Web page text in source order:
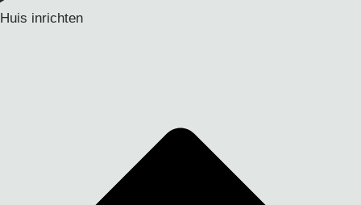
Huis inrichten